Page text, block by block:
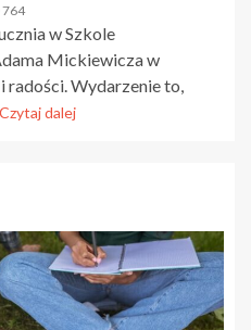
764
w Szkole
Mickiewicza w
radości. Wydarzenie to,
Czytaj dalej